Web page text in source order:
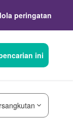
peringatan
ini